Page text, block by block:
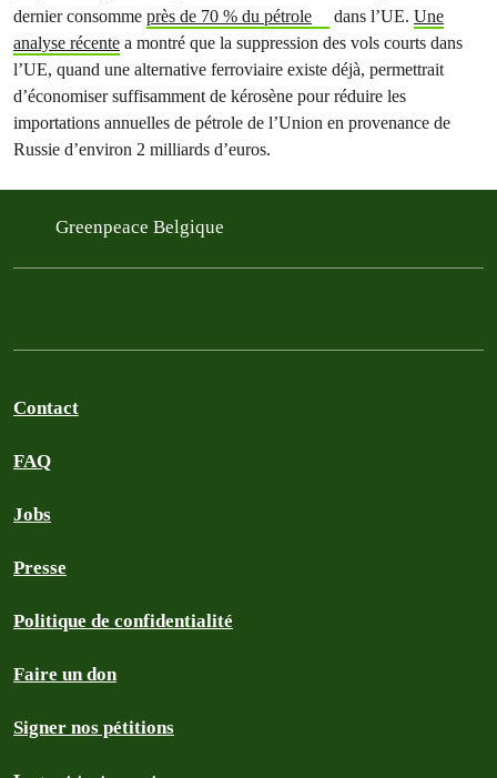
dernier consomme près de 70 % du pétrole dans l’UE. Une
analyse récente a montré que la suppression des vols courts dans
l’UE, quand une alternative ferroviaire existe déjà, permettrait
d’économiser suffisamment de kérosène pour réduire les
importations annuelles de pétrole de l’Union en provenance de
Russie d’environ 2 milliards d’euros.
Greenpeace Belgique
Contact
FAQ
Jobs
Presse
Politique de confidentialité
Faire un don
Signer nos pétitions